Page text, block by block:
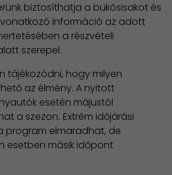
biztosíthatja a bukósisakot és
vonatkozó információ az adott
a részvételi
szerepel.
tájékozódni, hogy milyen
az élmény. A nyitott
esetén májustól
a szezon. Extrém időjárási
program elmaradhat, de
esetben másik időpont